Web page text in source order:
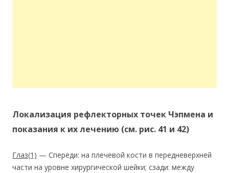
Локализация рефлекторных точек Чэпмена и
показания к их лечению (см. рис. 41 и 42)
Глаз(1) — Спереди: на плечевой кости в передневерхней
части на уровне хирургической шейки; сзади: между